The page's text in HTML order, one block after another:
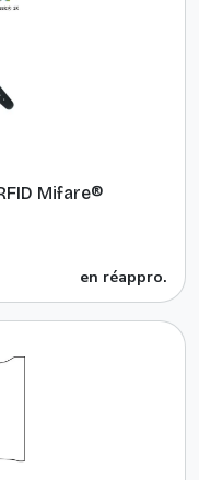
Mifare®
en réappro.